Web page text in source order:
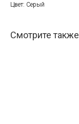
Цвет: Серый
Смотрите также